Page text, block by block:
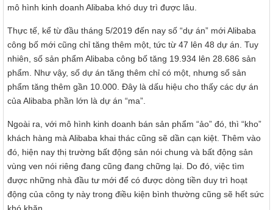
mô hình kinh doanh Alibaba khó duy trì được lâu.
Thực tế, kể từ đầu tháng 5/2019 đến nay số “dự án” mới Alibaba
công bố mới cũng chỉ tăng thêm một, tức từ 47 lên 48 dự án. Tuy
nhiên, số sản phẩm Alibaba công bố tăng 19.934 lên 28.686 sản
phẩm. Như vậy, số dự án tăng thêm chỉ có một, nhưng số sản
phẩm tăng thêm gần 10.000. Đây là dấu hiệu cho thấy các dự án
của Alibaba phần lớn là dự án “ma”.
Ngoài ra, với mô hình kinh doanh bán sản phẩm “ảo” đó, thì “kho”
khách hàng mà Alibaba khai thác cũng sẽ dần cạn kiệt. Thêm vào
đó, hiện nay thị trường bất động sản nói chung và bất động sản
vùng ven nói riêng đang cũng đang chững lại. Do đó, việc tìm
được những nhà đầu tư mới để có được dòng tiền duy trì hoạt
động của công ty này trong điều kiện bình thường cũng sẽ hết sức